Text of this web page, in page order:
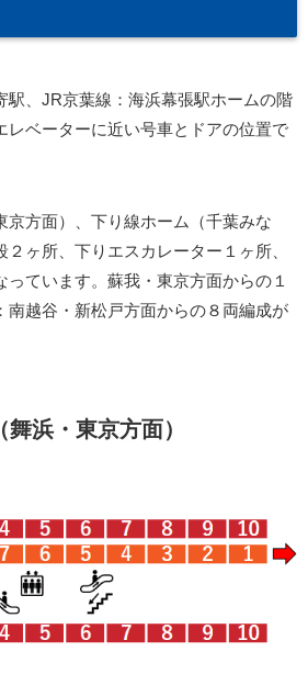
駅、JR京葉線：海浜幕張駅ホームの階
レベーターに近い号車とドアの位置で
京方面）、下り線ホーム（千葉みな
ヶ所、下りエスカレーター１ヶ所、
ています。蘇我・東京方面からの１
南越谷・新松戸方面からの８両編成が
浜・東京方面）